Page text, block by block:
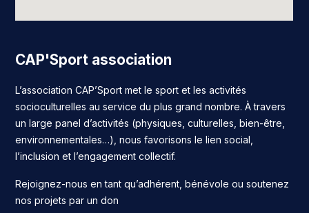
CAP'Sport association
L’association CAP’Sport met le sport et les activités
socioculturelles au service du plus grand nombre. À travers
un large panel d’activités (physiques, culturelles, bien-être,
environnementales…), nous favorisons le lien social,
l’inclusion et l’engagement collectif.
Rejoignez-nous en tant qu’adhérent, bénévole ou soutenez
nos projets par un don